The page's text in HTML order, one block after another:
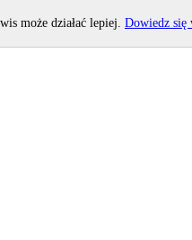
może działać lepiej. Dowiedz się